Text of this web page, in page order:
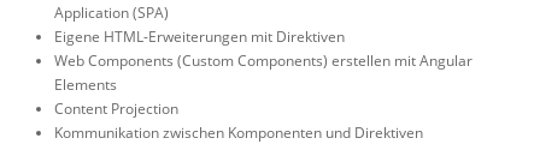
Application (SPA)
Eigene HTML-Erweiterungen mit Direktiven
Web Components (Custom Components) erstellen mit Angular
Elements
Content Projection
Kommunikation zwischen Komponenten und Direktiven